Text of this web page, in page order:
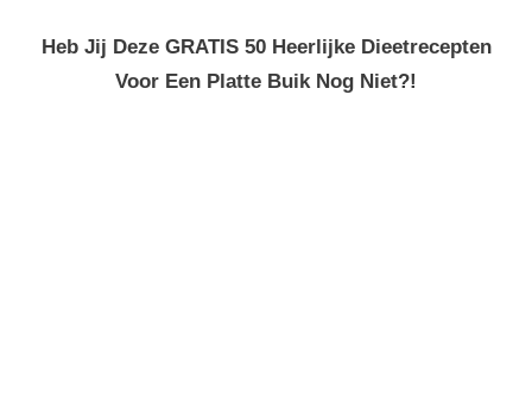
Heb Jij Deze GRATIS 50 Heerlijke Dieetrecepten
Voor Een Platte Buik Nog Niet?!